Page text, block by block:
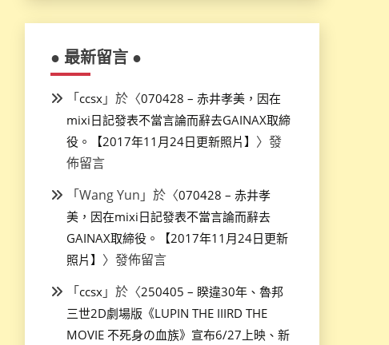
● 最新留言 ●
「ccsx」於〈070428 – 赤井孝美，因在
mixi日記發表不當言論而辭去GAINAX取締
役。【2017年11月24日更新照片】 〉發
佈留言
「Wang Yun 」於〈070428 – 赤井孝
美，因在mixi日記發表不當言論而辭去
GAINAX取締役。【2017年11月24日更新
照片】 〉發佈留言
「ccsx」於〈250405 – 睽違30年、魯邦
三世2D劇場版《LUPIN THE IIIRD THE
MOVIE 不死身の血族》宣布6/27上映、新